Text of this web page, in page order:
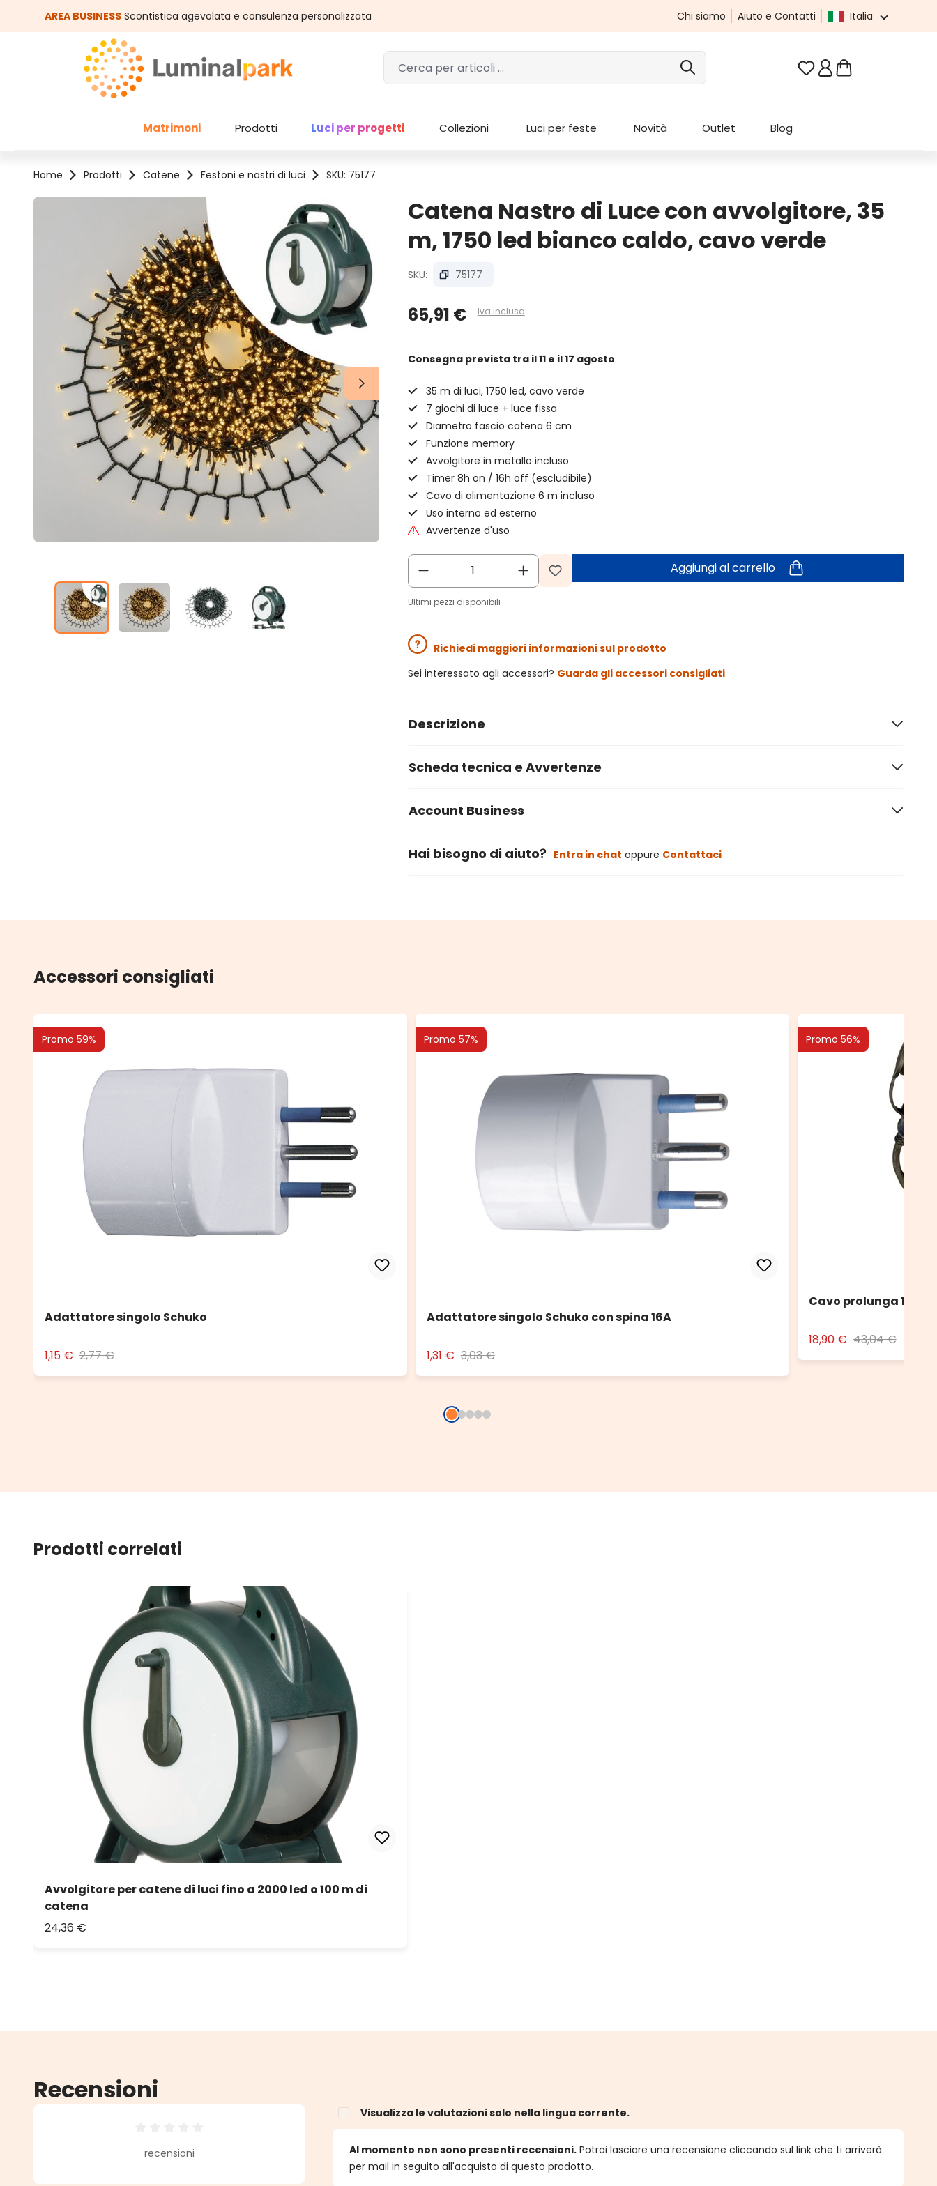
al contenuto principale
Salta alla ricerca
AREA BUSINESS Scontistica agevolata e consulenza personalizzata Chi siamo Aiuto e Contatti Italia
Hai 0 articoli nella
Matrimoni Prodotti Luci per progetti Collezioni Luci per feste Novità Outlet Blog
Home Prodotti Catene Festoni e nastri di luci SKU: 75177
Salta la galleria di immagini
Catena Nastro di Luce con avvolgitore, 35
m, 1750 led bianco caldo, cavo verde
SKU: 75177
65,91 € Iva inclusa
Consegna prevista tra il 11 e il 17 agosto
35 m di luci, 1750 led, cavo verde
7 giochi di luce + luce fissa
Diametro fascio catena 6 cm
Funzione memory
Avvolgitore in metallo incluso
Timer 8h on / 16h off (escludibile)
Cavo di alimentazione 6 m incluso
Uso interno ed esterno
Avvertenze d'uso
Aggiungi al carrello
Ultimi pezzi disponibili
Richiedi maggiori informazioni sul prodotto
Sei interessato agli accessori? Guarda gli accessori consigliati
Descrizione
Scheda tecnica e Avvertenze
Account Business
Hai bisogno di aiuto? Entra in chat oppure Contattaci
Accessori consigliati
Promo 59%
Adattatore singolo Schuko
1,15 € 2,77 €
Promo 57%
Adattatore singolo Schuko con spina 16A
1,31 € 3,03 €
Promo 56%
Cavo prolunga 10 m
18,90 € 43,04 €
Prodotti correlati
Avvolgitore per catene di luci fino a 2000 led o 100 m di
catena
24,36 €
Recensioni
Valutazione media di 0 su 5 stelle
recensioni
Visualizza le valutazioni solo nella lingua corrente.
Al momento non sono presenti recensioni. Potrai lasciare una recensione cliccando sul link che ti arriverà
per mail in seguito all'acquisto di questo prodotto.